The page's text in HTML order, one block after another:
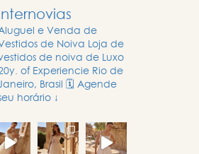
e Venda de
de Noiva Loja de
de noiva de Luxo
of ExperiencieRio de
Brasil
🗓️ Agende
horário ↓